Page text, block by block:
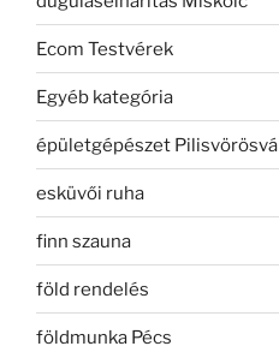
Ecom Testvérek
Egyéb kategória
épületgépészet Pilisvörösvá
esküvői ruha
finn szauna
föld rendelés
földmunka Pécs